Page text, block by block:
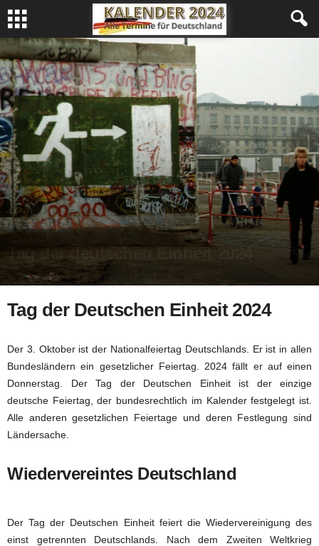
FEIERTAGE 2024
Tag der deutschen Einheit 2024
3. Oktober 2018 - bundesweit
Tag der Deutschen Einheit 2024
Der 3. Oktober ist der Nationalfeiertag Deutschlands. Er ist in allen
Bundesländern ein gesetzlicher Feiertag. 2024 fällt er auf einen
Donnerstag. Der Tag der Deutschen Einheit ist der einzige
deutsche Feiertag, der bundesrechtlich im Kalender festgelegt ist.
Alle anderen gesetzlichen Feiertage und deren Festlegung sind
Ländersache.
Wiedervereintes Deutschland
Der Tag der Deutschen Einheit feiert die Wiedervereinigung des
einst getrennten Deutschlands. Nach dem Zweiten Weltkrieg